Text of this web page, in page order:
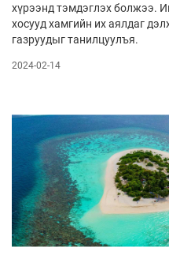
хүрээнд тэмдэглэх болжээ.
хосууд хамгийн их аялдаг
газруудыг танилцуулъя.
2024-02-14